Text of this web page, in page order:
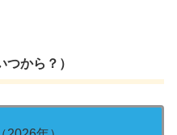
から？）